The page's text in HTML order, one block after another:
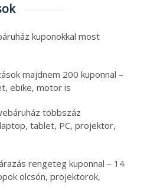
kuponokkal most
majdnem 200 kuponnal –
ebike, motor is
többszáz
tablet, PC, projektor,
rengeteg kuponnal – 14
olcsón, projektorok,